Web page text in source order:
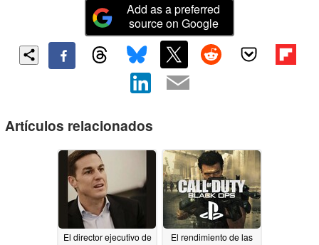
Add as a preferred
source on Google
Artículos relacionados
El director ejecutivo de
El rendimiento de las